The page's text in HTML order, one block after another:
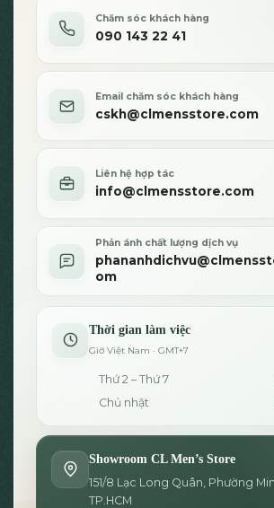
Chăm sóc khách hàng
090 143 22 41
Email chăm sóc khách hàng
cskh@clmensstore.com
Liên hệ hợp tác
info@clmensstore.com
Phản ánh chất lượng dịch vụ
om
Thời gian làm việc
Giờ Việt Nam · GMT+7
Thứ 2 – Thứ 7
Chủ nhật
Showroom CL Men’s Store
151/8 Lạc Long Quân, Phường
TP.HCM